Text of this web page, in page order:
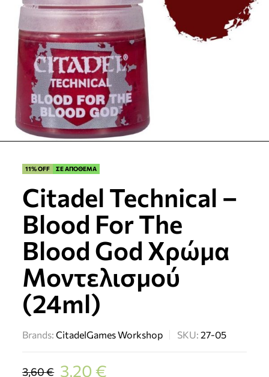
11% OFF ΣΕ ΑΠΟΘΕΜΑ
Citadel Technical –
Blood For The
Blood God Χρώμα
Μοντελισμού
(24ml)
Brands:CitadelGames Workshop SKU:27-05
3,60€ 3,20€